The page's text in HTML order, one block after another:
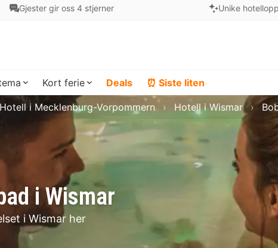
Gjester gir oss 4 stjerner Unike
Kort ferie Deals ⏰ Siste liten
i Wismar
i Wismar her
Hotell i Mecklenburg-Vorpommern Hotell i Wismar